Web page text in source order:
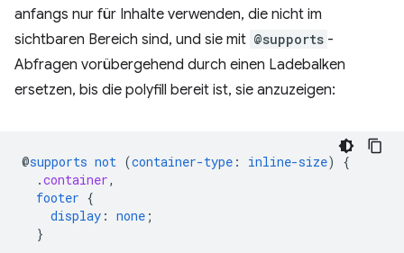
anfangs nur für Inhalte verwenden, die nicht im
sichtbaren Bereich sind, und sie mit @supports -
Abfragen vorübergehend durch einen Ladebalken
ersetzen, bis die polyfill bereit ist, sie anzuzeigen:
@supports not (container-type : inline-size)
{
.container,
footer {
display : none ;
}